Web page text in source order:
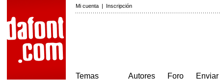
Mi cuenta | Inscripción
Temas
Autores
Foro